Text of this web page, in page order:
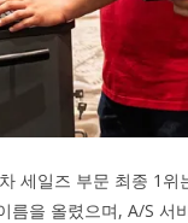
세일즈 부문 최종 1
름을 올렸으며, A/S 서